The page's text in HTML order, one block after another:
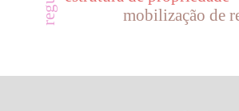
mobilização de